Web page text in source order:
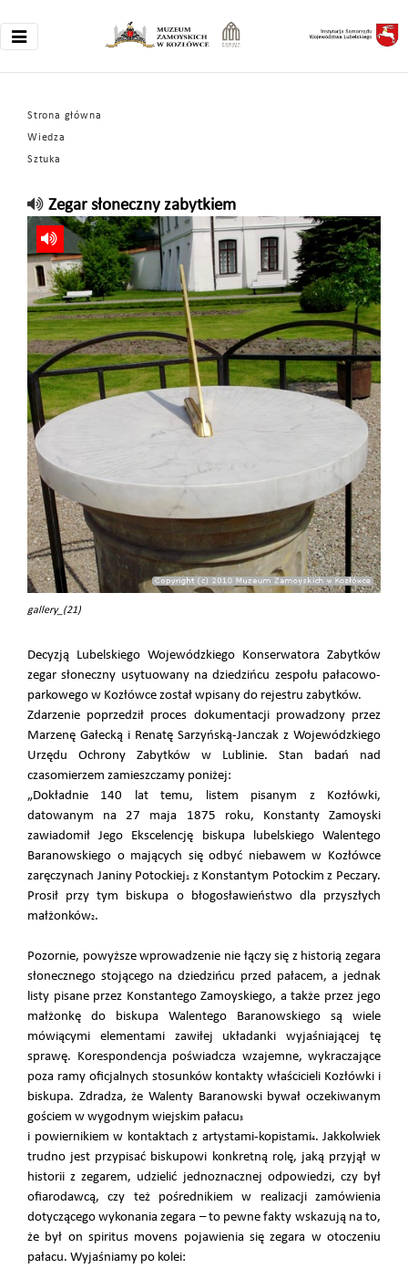
Strona główna
Wiedza
Sztuka
Zegar słoneczny zabytkiem
gallery_(21)
Decyzją Lubelskiego Wojewódzkiego Konserwatora Zabytków
zegar słoneczny usytuowany na dziedzińcu zespołu pałacowo-
parkowego w Kozłówce został wpisany do rejestru zabytków.
Zdarzenie poprzedził proces dokumentacji prowadzony przez
Marzenę Gałecką i Renatę Sarzyńską-Janczak z Wojewódzkiego
Urzędu Ochrony Zabytków w Lublinie. Stan badań nad
czasomierzem zamieszczamy poniżej:
„Dokładnie 140 lat temu, listem pisanym z Kozłówki,
datowanym na 27 maja 1875 roku, Konstanty Zamoyski
zawiadomił Jego Ekscelencję biskupa lubelskiego Walentego
Baranowskiego o mających się odbyć niebawem w Kozłówce
zaręczynach Janiny Potockiej1 z Konstantym Potockim z Peczary.
Prosił przy tym biskupa o błogosławieństwo dla przyszłych
małżonków2.
Pozornie, powyższe wprowadzenie nie łączy się z historią zegara
słonecznego stojącego na dziedzińcu przed pałacem, a jednak
listy pisane przez Konstantego Zamoyskiego, a także przez jego
małżonkę do biskupa Walentego Baranowskiego są wiele
mówiącymi elementami zawiłej układanki wyjaśniającej tę
sprawę. Korespondencja poświadcza wzajemne, wykraczające
poza ramy oficjalnych stosunków kontakty właścicieli Kozłówki i
biskupa. Zdradza, że Walenty Baranowski bywał oczekiwanym
gościem w wygodnym wiejskim pałacu3
i powiernikiem w kontaktach z artystami-kopistami4. Jakkolwiek
trudno jest przypisać biskupowi konkretną rolę, jaką przyjął w
historii z zegarem, udzielić jednoznacznej odpowiedzi, czy był
ofiarodawcą, czy też pośrednikiem w realizacji zamówienia
dotyczącego wykonania zegara – to pewne fakty wskazują na to,
że był on spiritus movens pojawienia się zegara w otoczeniu
pałacu. Wyjaśniamy po kolei: